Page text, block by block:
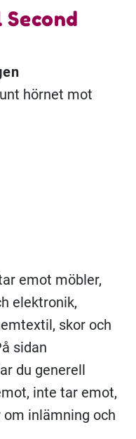
hörnet mot
emot möbler,
elektronik,
skor och
sidan
du generell
inte tar emot,
inlämning och